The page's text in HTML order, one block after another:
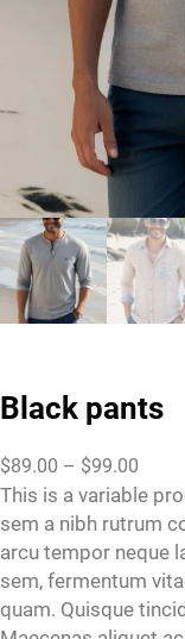
Black pants
$89.00 – $99.00
r
i
c
e
r
This is a variable
sem a nibh rutrum
arcu tempor neque
sem, fermentum
quam. Quisque